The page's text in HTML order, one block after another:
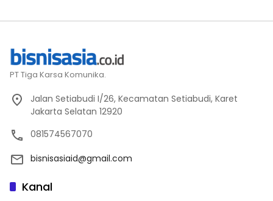
PT Tiga Karsa Komunika.
Jalan Setiabudi I/26, Kecamatan Setiabudi, Karet
Jakarta Selatan 12920
081574567070
bisnisasiaid@gmail.com
Kanal